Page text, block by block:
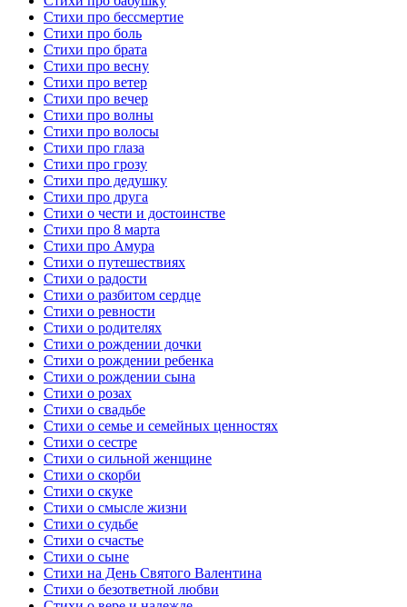
Стихи про бессмертие
Стихи про боль
Стихи про брата
Стихи про весну
Стихи про ветер
Стихи про вечер
Стихи про волны
Стихи про волосы
Стихи про глаза
Стихи про грозу
Стихи про дедушку
Стихи про друга
Стихи о чести и достоинстве
Стихи про 8 марта
Стихи про Амура
Стихи о путешествиях
Стихи о радости
Стихи о разбитом сердце
Стихи о ревности
Стихи о родителях
Стихи о рождении дочки
Стихи о рождении ребенка
Стихи о рождении сына
Стихи о розах
Стихи о свадьбе
Стихи о семье и семейных ценностях
Стихи о сестре
Стихи о сильной женщине
Стихи о скорби
Стихи о скуке
Стихи о смысле жизни
Стихи о судьбе
Стихи о счастье
Стихи о сыне
Стихи на День Святого Валентина
Стихи о безответной любви